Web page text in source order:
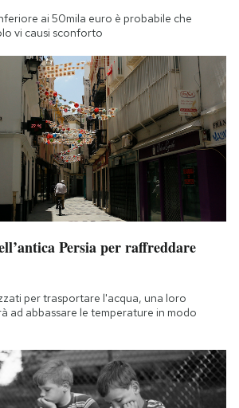
ai 50mila euro è probabile che
vi causi sconforto
Persia per raffreddare
per trasportare l'acqua, una loro
ad abbassare le temperature in modo